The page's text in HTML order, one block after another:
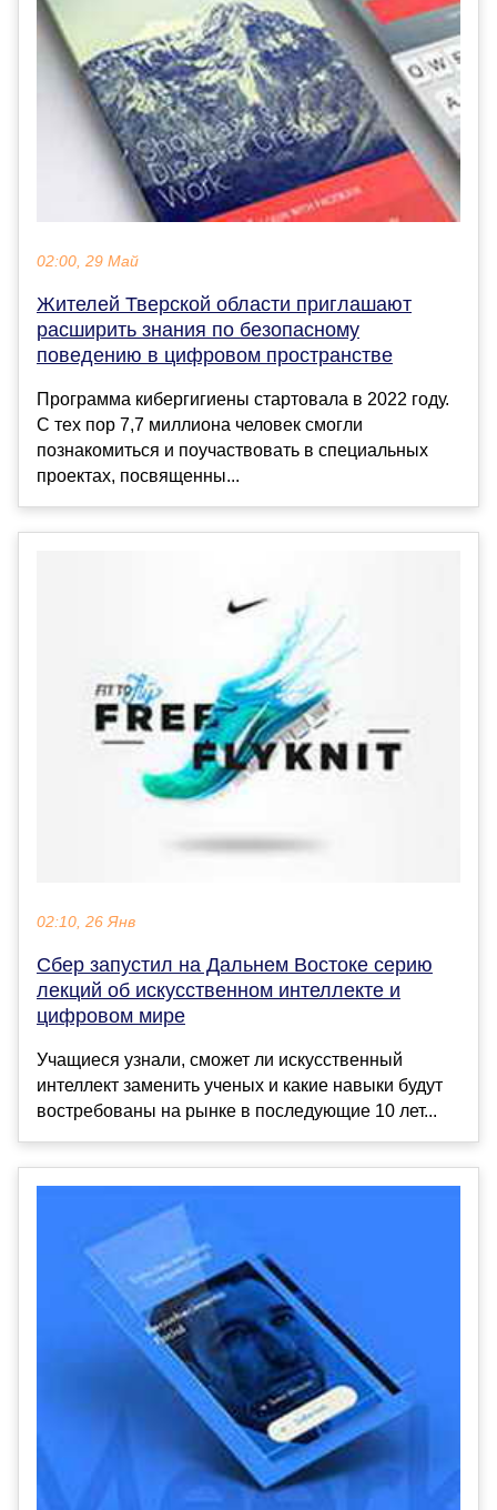
02:00, 29 Май
Жителей Тверской области приглашают
расширить знания по безопасному
поведению в цифровом пространстве
Программа кибергигиены стартовала в 2022 году.
С тех пор 7,7 миллиона человек смогли
познакомиться и поучаствовать в специальных
проектах, посвященны...
02:10, 26 Янв
Сбер запустил на Дальнем Востоке серию
лекций об искусственном интеллекте и
цифровом мире
Учащиеся узнали, сможет ли искусственный
интеллект заменить ученых и какие навыки будут
востребованы на рынке в последующие 10 лет...